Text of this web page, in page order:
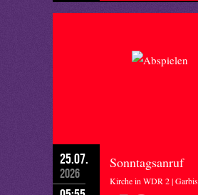
25.07.
2026
Sonntagsanruf
Kirche in WDR 2 |